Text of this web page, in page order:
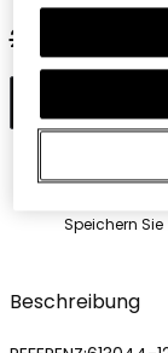
27,95 €
Speichern Sie
Beschreibung